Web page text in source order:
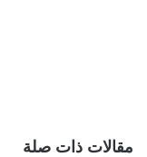
مقالات ذات صلة